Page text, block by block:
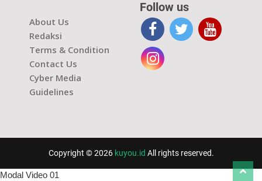
About Us
Redaksi
Terms & Condition
Contact Us
Cyber Media
Guidelines
Follow us
Copyright © 2026 kuyou.id All rights reserved.
Modal Video 01